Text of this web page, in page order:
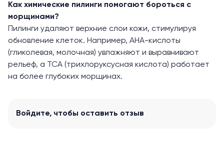
Как химические пилинги помогают бороться с
морщинами?
Пилинги удаляют верхние слои кожи, стимулируя
обновление клеток. Например, АНА-кислоты
(гликолевая, молочная) увлажняют и выравнивают
рельеф, а ТСА (трихлоруксусная кислота) работает
на более глубоких морщинах.
Войдите, чтобы оставить отзыв